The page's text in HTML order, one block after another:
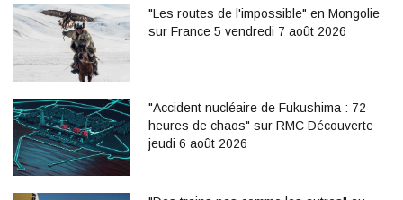
"Les routes de l'impossible" en Mongolie
sur France 5 vendredi 7 août 2026
"Accident nucléaire de Fukushima : 72
heures de chaos" sur RMC Découverte
jeudi 6 août 2026